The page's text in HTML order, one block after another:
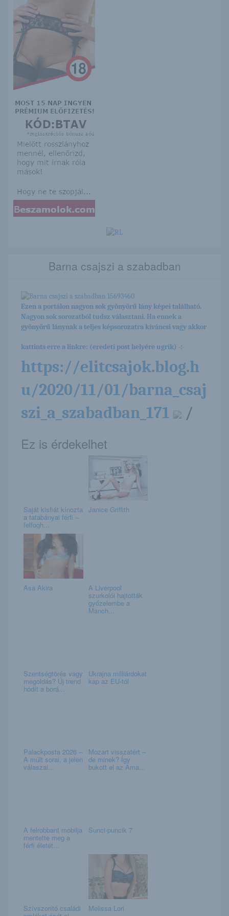
Barna csajszi a szabadban
Ezen a portálon nagyon sok gyönyörű lány képei található.
Nagyon sok sorozatból tudsz választani. Ha ennek a
gyönyörű lánynak a teljes képsorozatra kíváncsi vagy akkor
kattints erre a linkre: (eredeti post helyére ugrik) -:-
https://elitcsajok.blog.h
u/2020/11/01/barna_csaj
szi_a_szabadban_171
/
Ez is érdekelhet
Saját kisfiát kínozta
a tatabányai férfi –
felfogh...
Janice Griffith
Asa Akira A Liverpool
szurkolói hajtották
győzelembe a
Manch...
Szentségtörés vagy
megoldás? Új trend
hódít a borá...
Ukrajna milliárdokat
kap az EU-tól
Palackposta 2026 –
A múlt sorai, a jelen
válaszai...
Mozart visszatért –
de minek? Így
bukott el az Ama...
A felrobbant mobilja
mentette meg a
férfi életét...
Sunci-puncik 7
Szívszorító családi Melissa Lori